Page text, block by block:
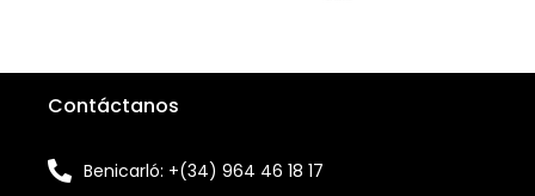
Contáctanos
Benicarló: +(34) 964 46 18 17